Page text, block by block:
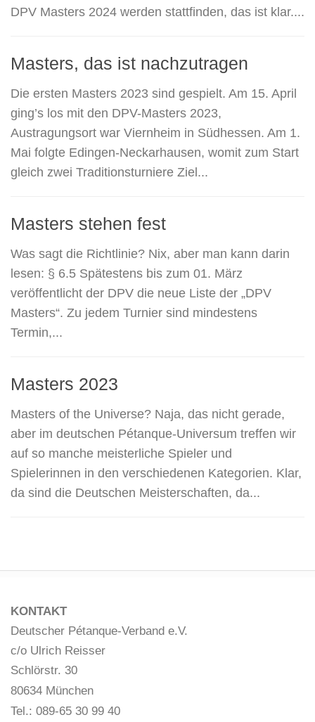
DPV Masters 2024 werden stattfinden, das ist klar....
Masters, das ist nachzutragen
Die ersten Masters 2023 sind gespielt. Am 15. April
ging’s los mit den DPV-Masters 2023,
Austragungsort war Viernheim in Südhessen. Am 1.
Mai folgte Edingen-Neckarhausen, womit zum Start
gleich zwei Traditionsturniere Ziel...
Masters stehen fest
Was sagt die Richtlinie? Nix, aber man kann darin
lesen: § 6.5 Spätestens bis zum 01. März
veröffentlicht der DPV die neue Liste der „DPV
Masters“. Zu jedem Turnier sind mindestens
Termin,...
Masters 2023
Masters of the Universe? Naja, das nicht gerade,
aber im deutschen Pétanque-Universum treffen wir
auf so manche meisterliche Spieler und
Spielerinnen in den verschiedenen Kategorien. Klar,
da sind die Deutschen Meisterschaften, da...
KONTAKT
Deutscher Pétanque-Verband e.V.
c/o Ulrich Reisser
Schlörstr. 30
80634 München
Tel.: 089-65 30 99 40